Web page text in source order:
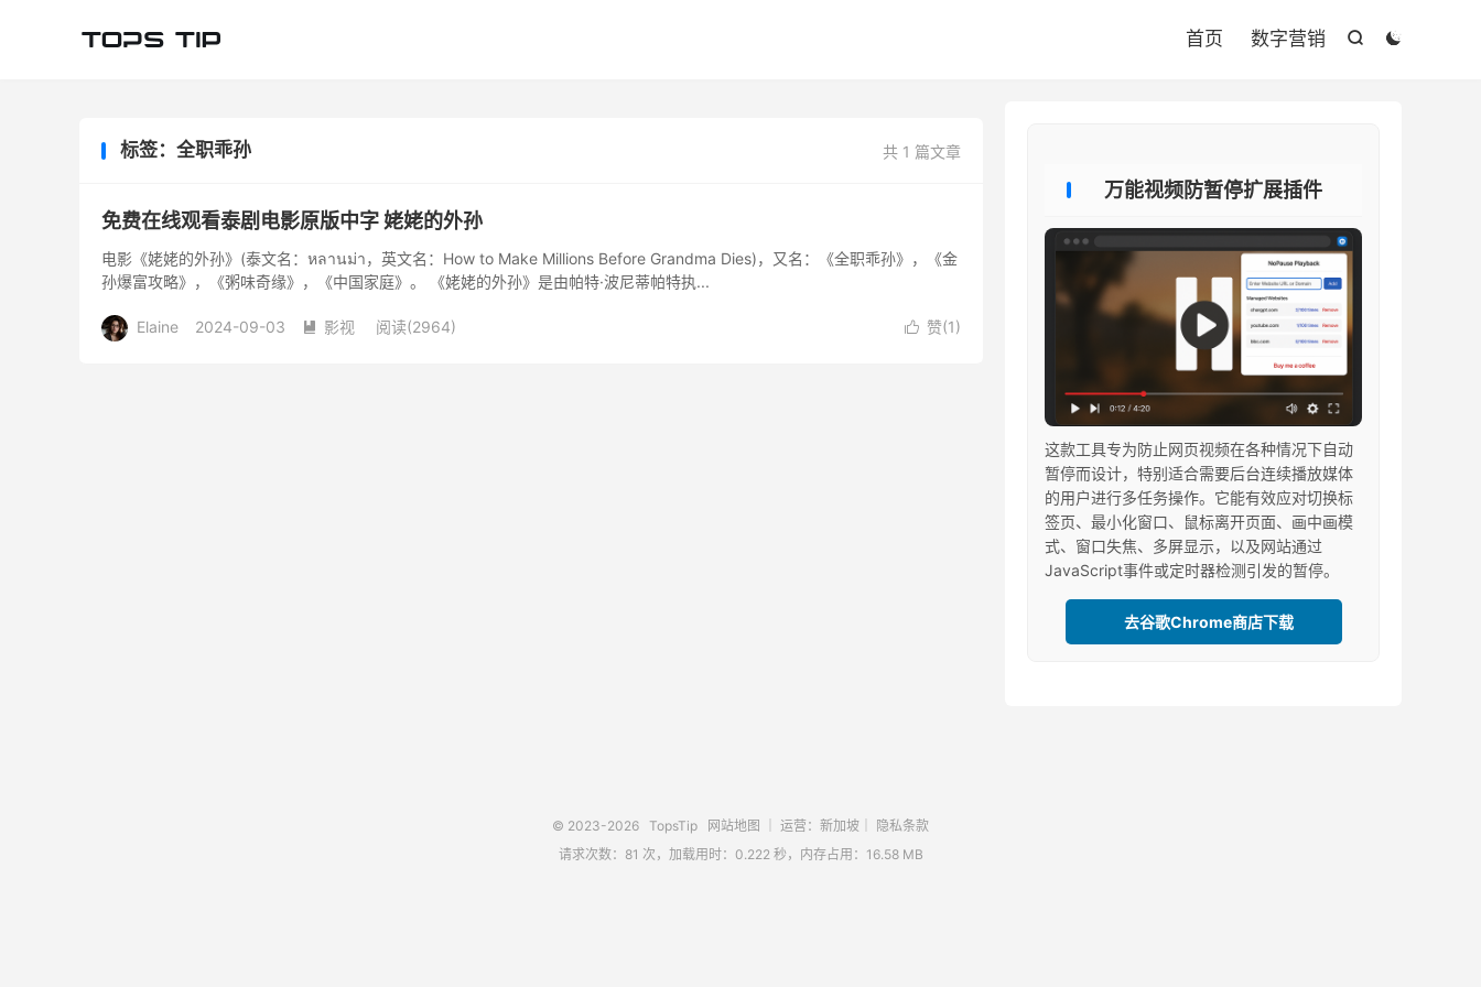


首页 数字营销
共 1 篇文章
标签：全职乖孙
免费在线观看泰剧电影原版中字 姥姥的外孙
电影《姥姥的外孙》(泰文名：หลานม่า，英文名：How to Make Millions Before Grandma Dies)，又名：《全职乖孙》，《金
孙爆富攻略》，《粥味奇缘》，《中国家庭》。 《姥姥的外孙》是由帕特·波尼蒂帕特执...
 赞(1)
Elaine 2024-09-03  影视 阅读(2964)
万能视频防暂停扩展插件
这款工具专为防止网页视频在各种情况下自动
暂停而设计，特别适合需要后台连续播放媒体
的用户进行多任务操作。它能有效应对切换标
签页、最小化窗口、鼠标离开页面、画中画模
式、窗口失焦、多屏显示，以及网站通过
JavaScript事件或定时器检测引发的暂停。
去谷歌Chrome商店下载
© 2023-2026 TopsTip 网站地图 ｜ 运营：新加坡｜
隐私条款
请求次数：81 次，加载用时：0.222 秒，内存占用：16.58 MB